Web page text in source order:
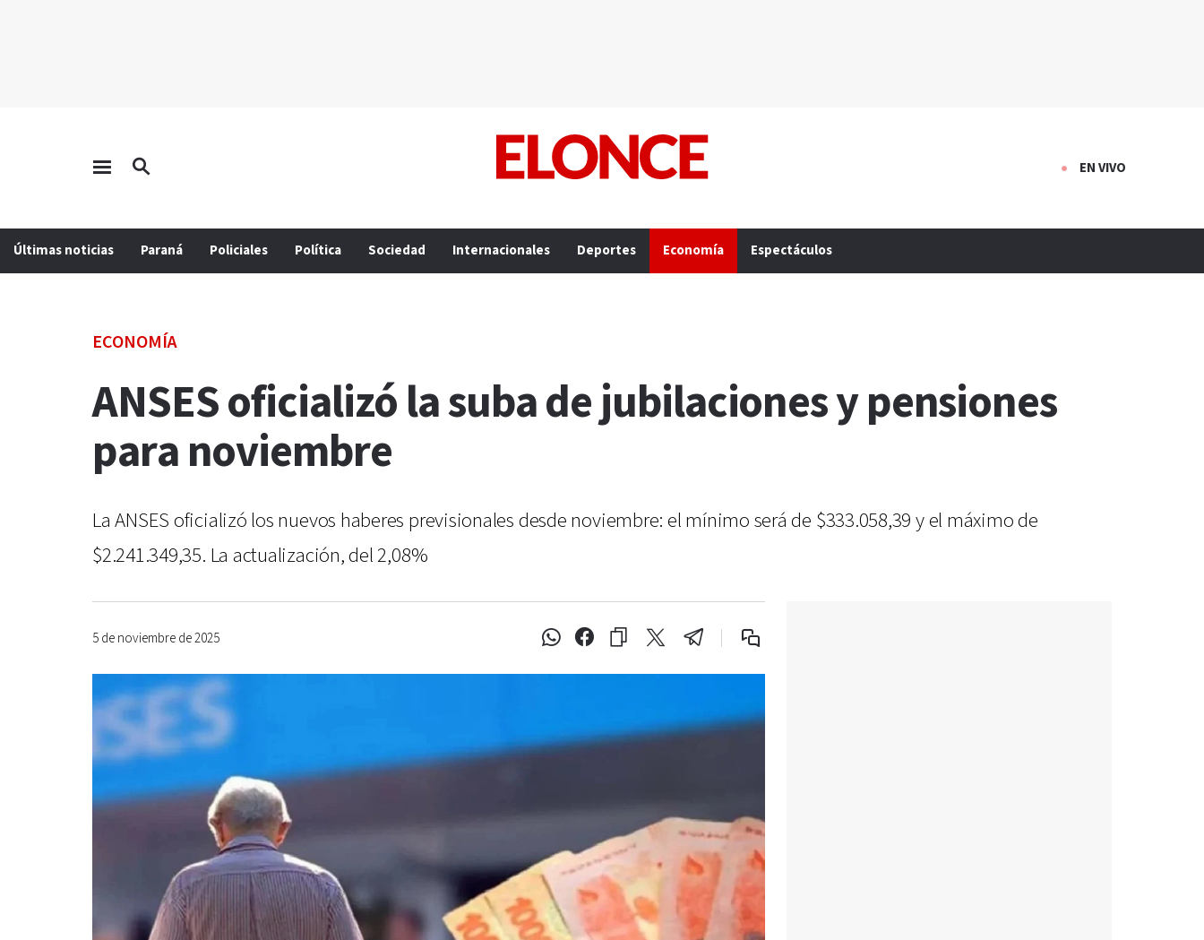
EN VIVO
Últimas noticias Paraná Policiales Política Sociedad Internacionales Deportes Economía Espectáculos
ECONOMÍA
ANSES oficializó la suba de jubilaciones y pensiones
para noviembre
La ANSES oficializó los nuevos haberes previsionales desde noviembre: el mínimo será de $333.058,39 y el máximo de
$2.241.349,35. La actualización, del 2,08%
5 de noviembre de 2025